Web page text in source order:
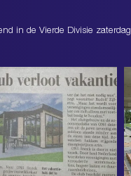
in de Vierde Divisie zaterdag